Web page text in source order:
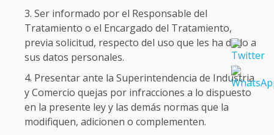
Ser informado por el Responsable del
Tratamiento o el Encargado del Tratamiento,
previa solicitud, respecto del uso que les ha dado a
sus datos personales.
Presentar ante la Superintendencia de Industria
y Comercio quejas por infracciones a lo dispuesto
en la presente ley y las demás normas que la
modifiquen, adicionen o complementen.